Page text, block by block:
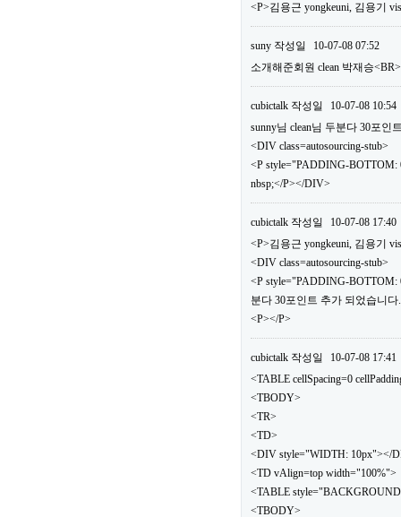
<P>김용근 yongkeuni, 김용기
suny 작성일
10-07-08 07:52
소개해준회원 clean 박재승
cubictalk 작성일
10-07-08 10:54
sunny님 clean님 두분다 30포
<DIV class=autosourcing-stub>
<P style="PADDING-
nbsp;</P></DIV>
cubictalk 작성일
10-07-08 17:40
<P>김용근 yongkeuni, 김용기
<DIV class=autosourcing-stub>
<P style="PADDING-
분다 30포인트 추가 되었습니
<P></P>
cubictalk 작성일
10-07-08 17:41
<TABLE cellSpacing=0
<TBODY>
<TR>
<TD>
<DIV style="WIDTH: 10px"></
<TD vAlign=top width="100%">
<TABLE style="BACKGROUND:
<TBODY>